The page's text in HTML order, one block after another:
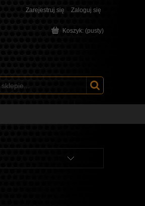
Zarejestruj się Zaloguj się
Koszyk: (pusty)